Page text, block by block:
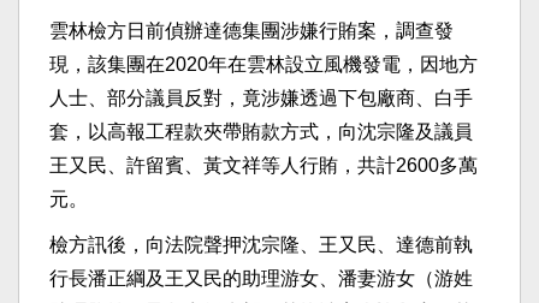
雲林檢方日前偵辦達德集團涉嫌行賄案，調查發
現，該集團在2020年在雲林設立風機發電，因地方
人士、部分議員反對，竟涉嫌透過下包廠商、白手
套，以高報工程款夾帶賄款方式，向沈宗隆及議員
王又民、許留賓、黃文祥等人行賄，共計2600多萬
元。
檢方訊後，向法院聲押沈宗隆、王又民、達德前執
行長潘正綱及王又民的助理游女、潘妻游女（游姓